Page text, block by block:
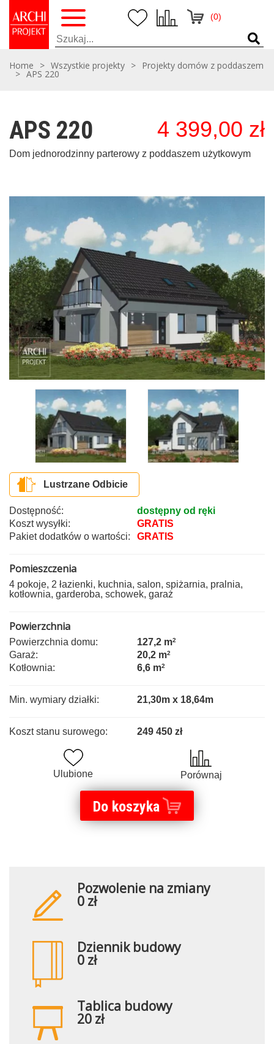
(0)
Home > Wszystkie projekty > Projekty domów z poddaszem
> APS 220
APS 220 4 399,00 zł
Dom jednorodzinny parterowy z poddaszem użytkowym
Lustrzane Odbicie
Dostępność:
dostępny od ręki
Koszt wysyłki:
GRATIS
Pakiet dodatków o wartości:
GRATIS
Pomieszczenia
4 pokoje, 2 łazienki, kuchnia, salon, spiżarnia, pralnia,
kotłownia, garderoba, schowek, garaż
Powierzchnia
Powierzchnia domu: 127,2 m2
Garaż: 20,2 m2
Kotłownia: 6,6 m2
Min. wymiary działki: 21,30m x 18,64m
Koszt stanu surowego: 249 450 zł
Do koszyka
Ulubione Porównaj
Pozwolenie na zmiany
0 zł
Dziennik budowy
0 zł
Tablica budowy
20 zł